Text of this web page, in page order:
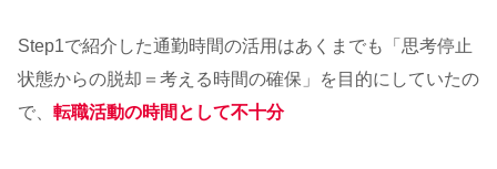
Step1で紹介した通勤時間の活用はあくまでも「思考停止
状態からの脱却＝考える時間の確保」を目的にしていたの
で、 転職活動の時間として不十分